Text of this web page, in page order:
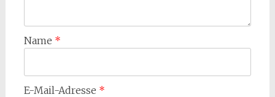
Name *
E-Mail-Adresse *